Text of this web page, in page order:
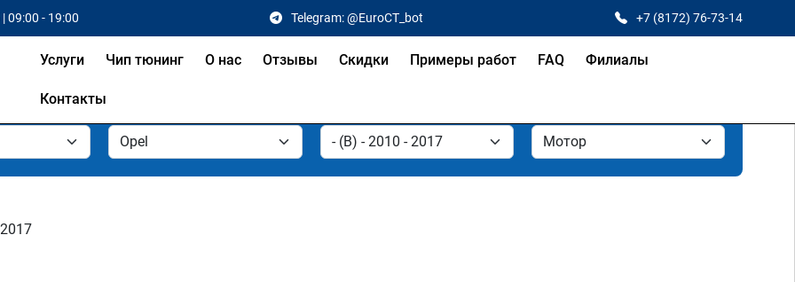
09:00 - 19:00 Telegram: @EuroCT_bot +7 (8172) 76-73-14
Услуги Чип тюнинг О нас Отзывы Скидки Примеры работ FAQ Филиалы
Контакты